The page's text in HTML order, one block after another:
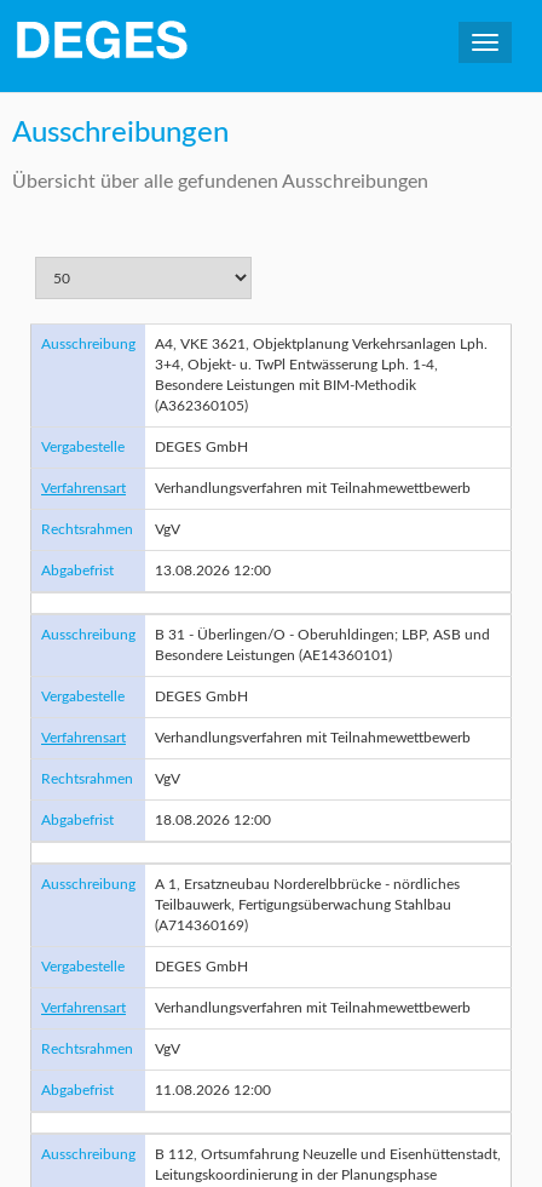
Ausschreibungen
Übersicht über alle gefundenen Ausschreibungen
Ausschreibung
A4, VKE 3621, Objektplanung Verkehrsanlagen Lph.
3+4, Objekt- u. TwPl Entwässerung Lph. 1-4,
Besondere Leistungen mit BIM-Methodik
(A362360105)
Vergabestelle DEGES GmbH
Verfahrensart Verhandlungsverfahren mit Teilnahmewettbewerb
Rechtsrahmen VgV
Abgabefrist 13.08.2026 12:00
Ausschreibung
B 31 - Überlingen/O - Oberuhldingen; LBP, ASB und
Besondere Leistungen (AE14360101)
Vergabestelle DEGES GmbH
Verfahrensart Verhandlungsverfahren mit Teilnahmewettbewerb
Rechtsrahmen VgV
Abgabefrist 18.08.2026 12:00
Ausschreibung
A 1, Ersatzneubau Norderelbbrücke - nördliches
Teilbauwerk, Fertigungsüberwachung Stahlbau
(A714360169)
Vergabestelle DEGES GmbH
Verfahrensart Verhandlungsverfahren mit Teilnahmewettbewerb
Rechtsrahmen VgV
Abgabefrist 11.08.2026 12:00
Ausschreibung
B 112, Ortsumfahrung Neuzelle und Eisenhüttenstadt,
Leitungskoordinierung in der Planungsphase